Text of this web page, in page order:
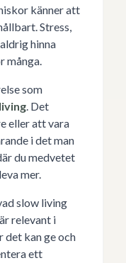
känner att
Stress,
hinna
många.
som
. Det
eller att vara
i det man
du medvetet
mer.
slow living
relevant i
det kan ge och
ett